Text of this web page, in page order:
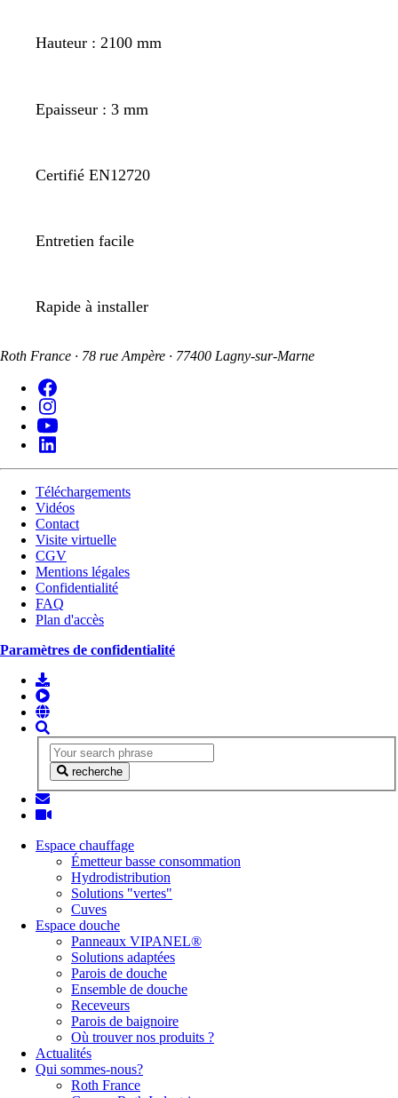
Hauteur : 2100 mm
Epaisseur : 3 mm
Certifié EN12720
Entretien facile
Rapide à installer
Roth France · 78 rue Ampère · 77400 Lagny-sur-Marne
Téléchargements
Vidéos
Contact
Visite virtuelle
CGV
Mentions légales
Confidentialité
FAQ
Plan d'accès
Paramètres de confidentialité
recherche
Espace chauffage
Émetteur basse consommation
Hydrodistribution
Solutions "vertes"
Cuves
Espace douche
Panneaux VIPANEL®
Solutions adaptées
Parois de douche
Ensemble de douche
Receveurs
Parois de baignoire
Où trouver nos produits ?
Actualités
Qui sommes-nous?
Roth France